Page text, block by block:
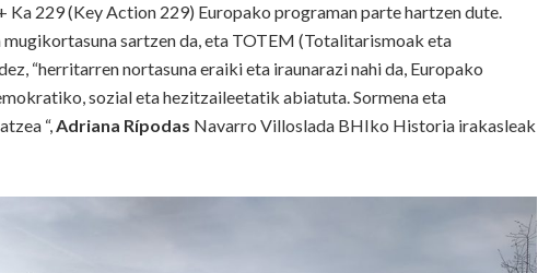
Ka 229 (Key Action 229) Europako programan parte hartzen dute.
sartzen da, eta TOTEM (Totalitarismoak eta
“herritarren nortasuna eraiki eta iraunarazi nahi da, Europako
sozial eta hezitzaileetatik abiatuta. Sormena eta
“,Adriana Rípodas Navarro Villoslada BHIko Historia irakasleak